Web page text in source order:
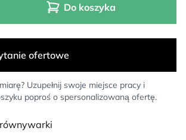
Do koszyka
Uzupełnij swoje miejsce pracy i
poproś o spersonalizowaną ofertę.
ofertowe